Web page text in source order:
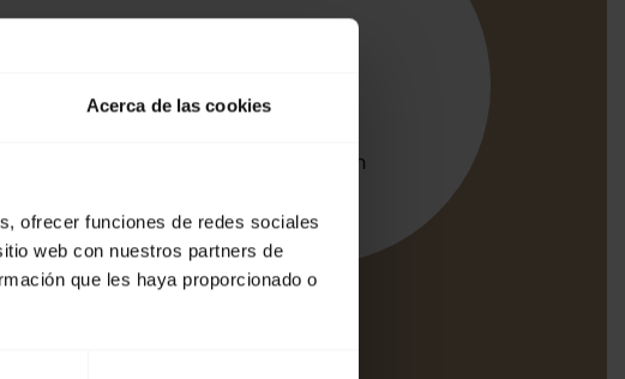
Acerca de las cookies
ofrecer funciones de redes sociales
web con nuestros partners de
que les haya proporcionado o
Soporte para su producto
Guía de emparejamiento Bluetooth